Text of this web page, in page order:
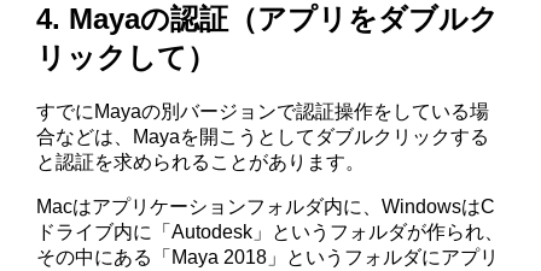
4. Mayaの認証（アプリをダブルク
リックして）
すでにMayaの別バージョンで認証操作をしている場
合などは、Mayaを開こうとしてダブルクリックする
と認証を求められることがあります。
Macはアプリケーションフォルダ内に、WindowsはC
ドライブ内に「Autodesk」というフォルダが作られ、
その中にある「Maya 2018」というフォルダにアプリ